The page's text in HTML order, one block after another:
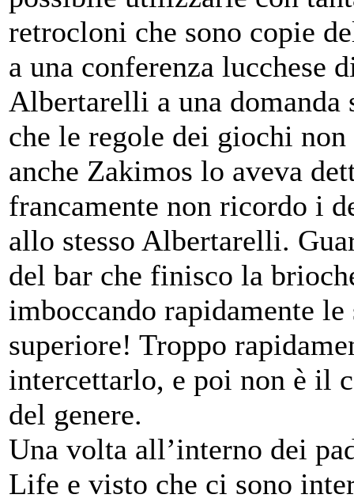
retrocloni che sono copie
a una conferenza lucchese
Albertarelli a una domanda
che le regole dei giochi
anche Zakimos lo aveva
francamente non ricordo i
allo stesso Albertarelli.
del bar che finisco la
imboccando rapidamente
superiore! Troppo
intercettarlo, e poi non è il
del genere.
Una volta all’interno dei
Life e visto che ci sono